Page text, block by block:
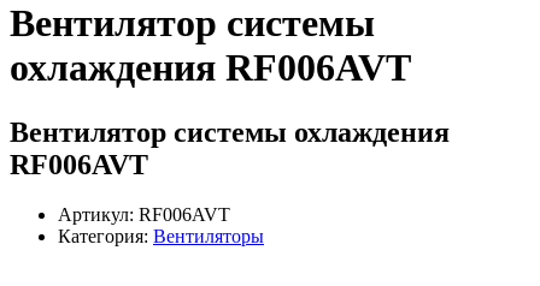
Вентилятор системы
охлаждения RF006AVT
Вентилятор системы охлаждения
RF006AVT
Артикул: RF006AVT
Категория: Вентиляторы